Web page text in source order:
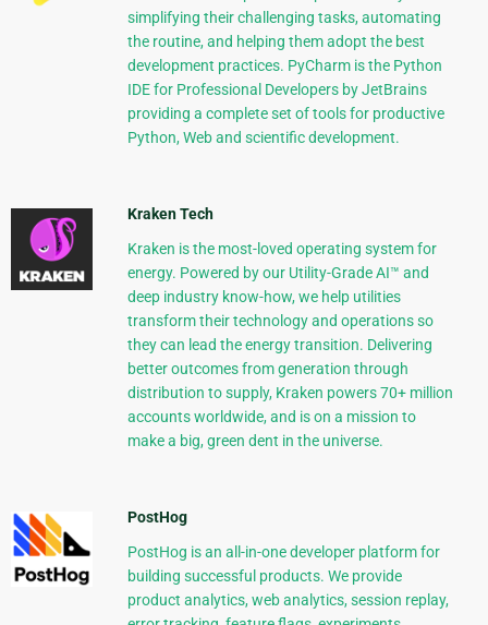
simplifying their challenging tasks, automating
the routine, and helping them adopt the best
development practices. PyCharm is the Python
IDE for Professional Developers by JetBrains
providing a complete set of tools for productive
Python, Web and scientific development.
Kraken Tech
Kraken is the most-loved operating system for
energy. Powered by our Utility-Grade AI™ and
deep industry know-how, we help utilities
transform their technology and operations so
they can lead the energy transition. Delivering
better outcomes from generation through
distribution to supply, Kraken powers 70+ million
accounts worldwide, and is on a mission to
make a big, green dent in the universe.
PostHog
PostHog is an all-in-one developer platform for
building successful products. We provide
product analytics, web analytics, session replay,